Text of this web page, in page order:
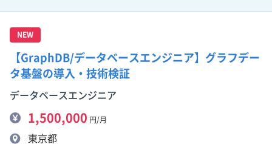
NEW
【GraphDB/データベースエンジニア】グラフデー
タ基盤の導入・技術検証
データベースエンジニア
1,500,000 円/月
東京都